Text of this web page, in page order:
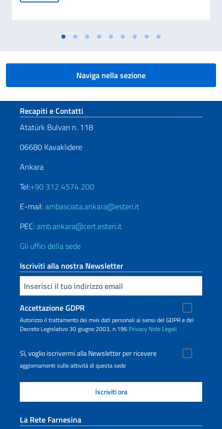
Naviga nella sezione
Sezione footer
Recapiti e Contatti
Atatürk Bulvarı n. 118
06680 Kavaklıdere
Ankara
Tel:+90 312 4574 200
E-mail:ambasciata.ankara@esteri.it
PEC:amb.ankara@cert.esteri.it
Gli uffici della sede
Iscriviti alla nostra Newsletter
Inserisci la tua email
Accettazione GDPR
Autorizzo il trattamento dei miei dati personali ai sensi del GDPR e del
Decreto Legislativo 30 giugno 2003, n.196 Privacy Note Legali
Sì, voglio iscrivermi alla Newsletter per ricevere
aggiornamenti sulle attività di questa sede
La Rete Farnesina